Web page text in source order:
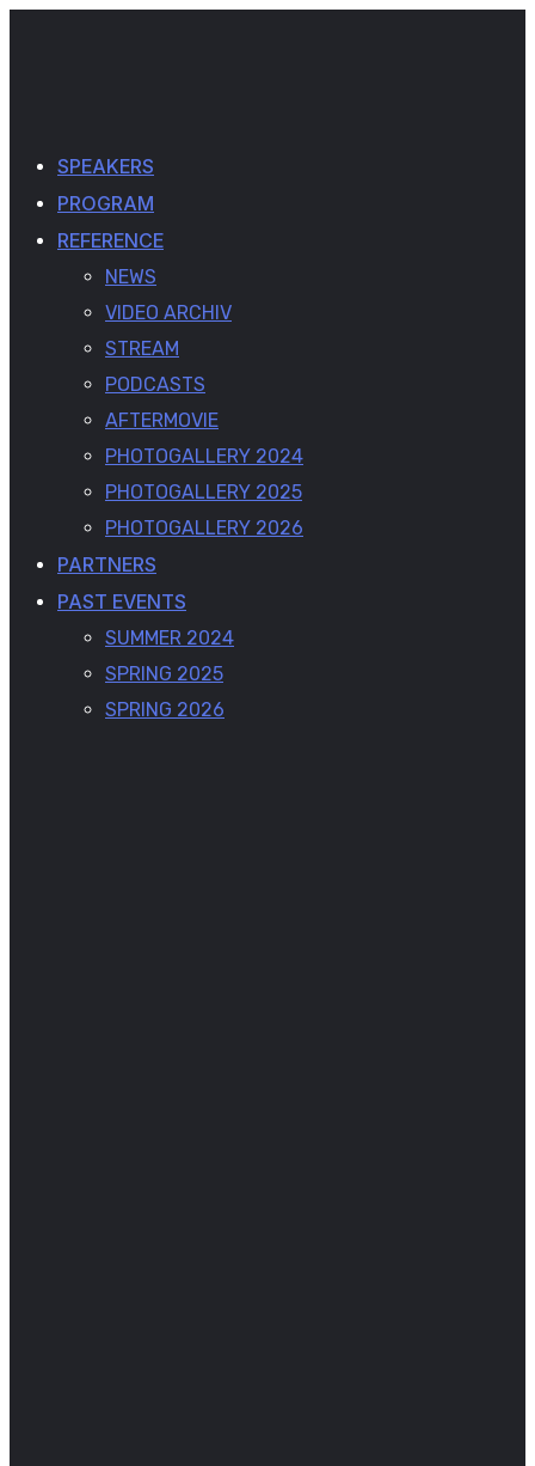
SPEAKERS
PROGRAM
REFERENCE
NEWS
VIDEO ARCHIV
STREAM
PODCASTS
AFTERMOVIE
PHOTOGALLERY 2024
PHOTOGALLERY 2025
PHOTOGALLERY 2026
PARTNERS
PAST EVENTS
SUMMER 2024
SPRING 2025
SPRING 2026